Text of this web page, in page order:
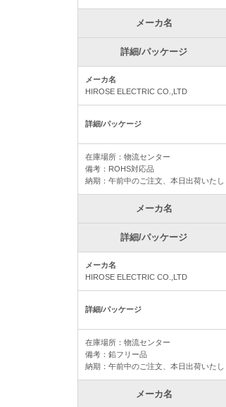
2025年11月25日 自社の在庫デ
2025年11月17日 自社の在庫デ
2025年11月10日 自社の在庫デ
2025年11月 4日 自社の在庫デ
2025年10月20日 自社の在庫デー
2025年 9月29日 自社の在庫デー
2025年 9月22日 自社の在庫デ
2025年 9月 8日 自社の在庫デー
2025年 9月 1日 自社の在庫デー
メーカ名
詳細/パッケージ
メーカ名
HIROSE ELECTRIC CO.,LTD
詳細/パッケージ
在庫場所：物流センター
備考：ROHS対応品
納期：午前中のご注文、本日出荷いたし
メーカ名
詳細/パッケージ
メーカ名
HIROSE ELECTRIC CO.,LTD
詳細/パッケージ
在庫場所：物流センター
備考：鉛フリー品
納期：午前中のご注文、本日出荷いたし
メーカ名